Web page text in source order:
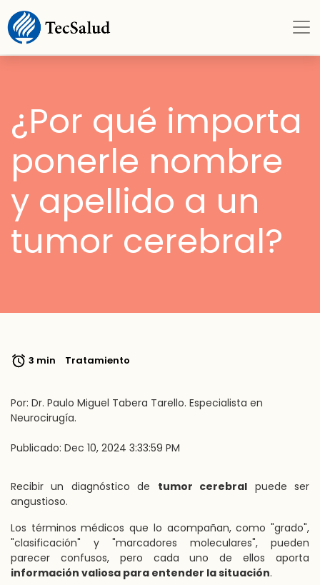
¿Por qué importa
ponerle nombre
y apellido a un
tumor cerebral?
3 min Tratamiento
Por: Dr. Paulo Miguel Tabera Tarello. Especialista en
Neurocirugía.
Publicado: Dec 10, 2024 3:33:59 PM
Recibir un diagnóstico de tumor cerebral puede ser
angustioso.
Los términos médicos que lo acompañan, como "grado",
"clasificación" y "marcadores moleculares", pueden
parecer confusos, pero cada uno de ellos aporta
información valiosa para entender la situación.